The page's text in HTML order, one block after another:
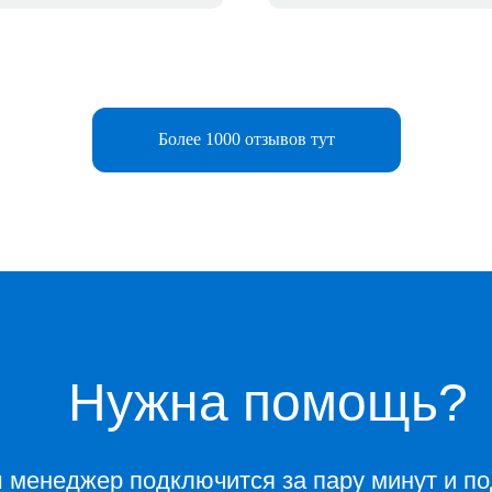
Более 1000 отзывов тут
Нужна помощь?
подключится за пару минут и